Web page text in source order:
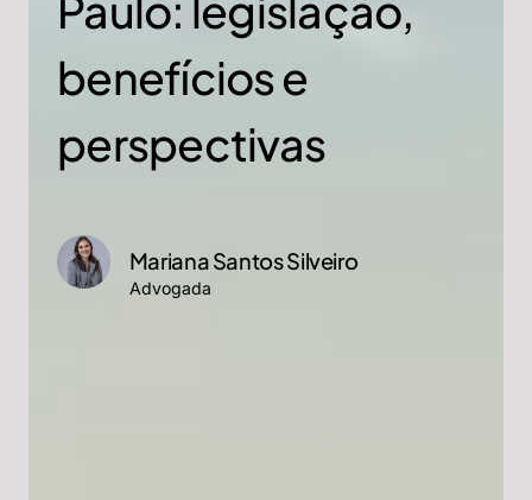
benefícios e
perspectivas
Mariana Santos Silveiro
Advogada